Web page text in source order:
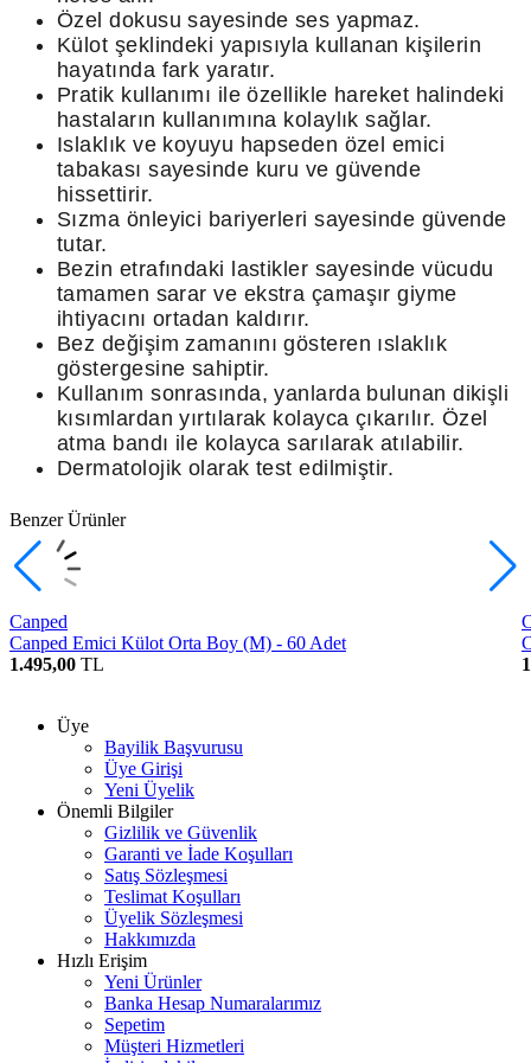
Özel dokusu sayesinde ses yapmaz.
Külot şeklindeki yapısıyla kullanan kişilerin
hayatında fark yaratır.
Pratik kullanımı ile özellikle hareket halindeki
hastaların kullanımına kolaylık sağlar.
Islaklık ve koyuyu hapseden özel emici
tabakası sayesinde kuru ve güvende
hissettirir.
Sızma önleyici bariyerleri sayesinde güvende
tutar.
Bezin etrafındaki lastikler sayesinde vücudu
tamamen sarar ve ekstra çamaşır giyme
ihtiyacını ortadan kaldırır.
Bez değişim zamanını gösteren ıslaklık
göstergesine sahiptir.
Kullanım sonrasında, yanlarda bulunan dikişli
kısımlardan yırtılarak kolayca çıkarılır. Özel
atma bandı ile kolayca sarılarak atılabilir.
Dermatolojik olarak test edilmiştir.
Benzer Ürünler
Canped
Canped Emici Külot Orta Boy (M) - 60 Adet
1.495,00 TL
Üye
Bayilik Başvurusu
Üye Girişi
Yeni Üyelik
Önemli Bilgiler
Gizlilik ve Güvenlik
Garanti ve İade Koşulları
Satış Sözleşmesi
Teslimat Koşulları
Üyelik Sözleşmesi
Hakkımızda
Hızlı Erişim
Yeni Ürünler
Banka Hesap Numaralarımız
Sepetim
Müşteri Hizmetleri